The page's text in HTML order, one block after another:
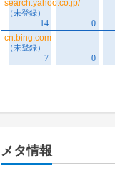
メタ情報